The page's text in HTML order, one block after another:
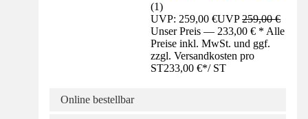
(1)
UVP: 259,00 €UVP259,00 €
Unser Preis — 233,00 € * Alle
Preise inkl. MwSt. und ggf.
zzgl. Versandkosten pro
ST233,00 €*/ ST
Online bestellbar